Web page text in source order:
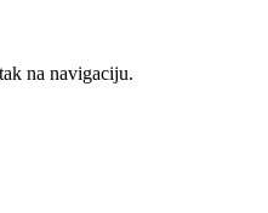
na navigaciju.